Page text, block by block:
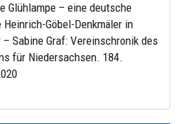
Glühlampe – eine deutsche
Heinrich-Göbel-Denkmäler in
Sabine Graf: Vereinschronik des
für Niedersachsen. 184.